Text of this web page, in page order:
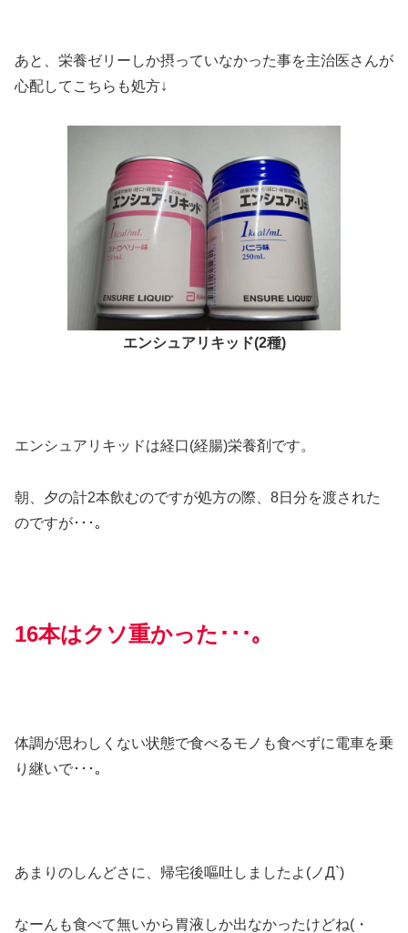
あと、栄養ゼリーしか摂っていなかった事を主治医さんが
心配してこちらも処方↓
エンシュアリキッド(2種)
エンシュアリキッドは経口(経腸)栄養剤です。
朝、夕の計2本飲むのですが処方の際、8日分を渡された
のですが･･･｡
16本はクソ重かった･･･｡
体調が思わしくない状態で食べるモノも食べずに電車を乗
り継いで･･･｡
あまりのしんどさに、帰宅後嘔吐しましたよ(ノД`)
なーんも食べて無いから胃液しか出なかったけどね(・